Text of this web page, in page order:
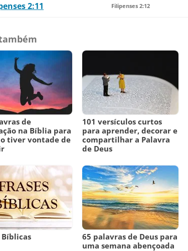
2:11 Filipenses 2:12
de
na Bíblia para
tiver vontade de
101 versículos curtos
para aprender, decorar e
compartilhar a Palavra
de Deus
Bíblicas
65 palavras de Deus para
uma semana abençoada